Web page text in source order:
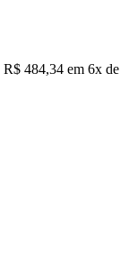
R$ 484,34 em 6x de